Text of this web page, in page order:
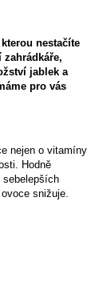
nestačíte
jablek a
pro vás
nejen o vitamíny
Hodně
sebelepších
snižuje.